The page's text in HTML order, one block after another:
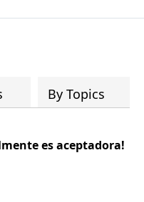
By Topics
es aceptadora!